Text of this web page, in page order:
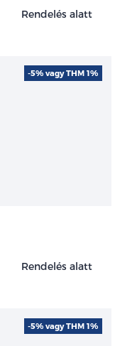
Rendelés alatt
Rendelés alatt
-5% vagy THM 1%
-5% vagy THM 1%